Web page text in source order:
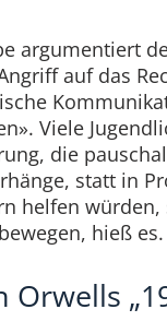
argumentiert
auf das
Viele
die
statt in
helfen
hieß es.
Orwells